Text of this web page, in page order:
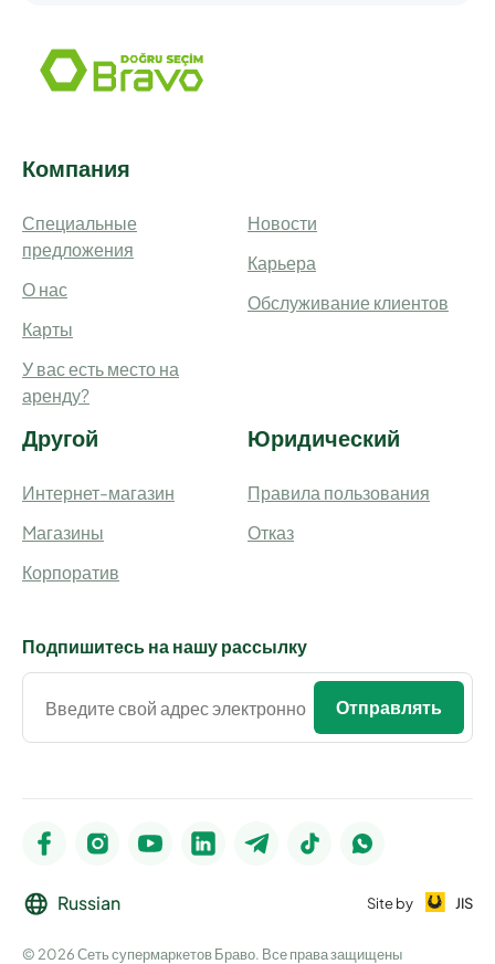
Компания
Специальные
предложения
О нас
Карты
У вас есть место на
аренду?
Новости
Карьера
Обслуживание клиентов
Другой
Интернет-магазин
Mагазины
Корпоратив
Юридический
Правила пользования
Отказ
Подпишитесь на нашу рассылку
Отправлять
© 2026 Сеть супермаркетов Браво. Все права защищены
Site by JIS
Russian